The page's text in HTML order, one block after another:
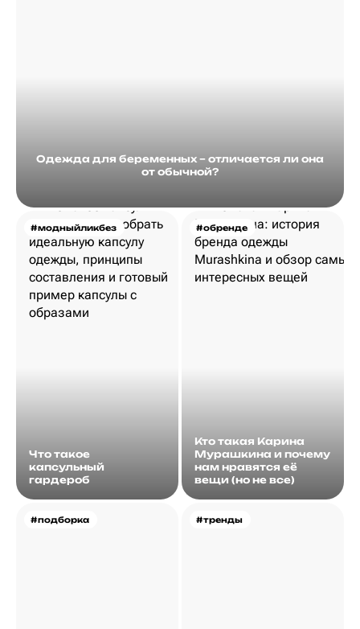
Одежда для беременных – отличается ли она
от обычной?
#модныйликбез
Что такое
капсульный
гардероб
#обренде
Кто такая Карина
Мурашкина и почему
нам нравятся её
вещи (но не все)
#подборка #тренды